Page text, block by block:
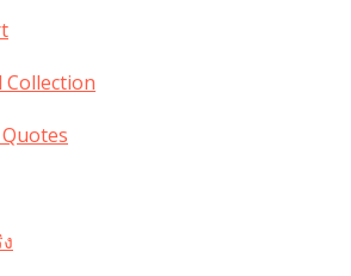
Collection